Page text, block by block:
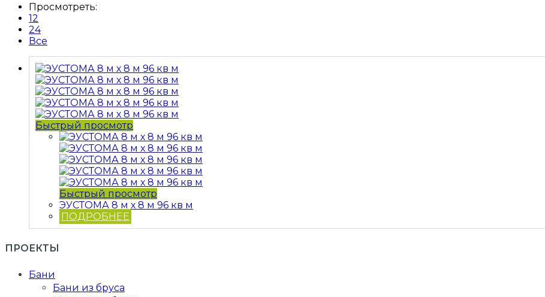
Просмотреть:
12
24
Все
Быстрый просмотр
Быстрый просмотр
ЭУСТОМА 8 м х 8 м 96 кв м
ПОДРОБНЕЕ
ПРОЕКТЫ
Бани
Бани из бруса